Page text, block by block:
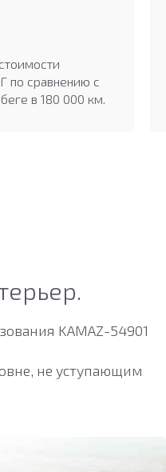
по сравнению с
в 180 000 км.
KAMAZ-54901
не уступающим